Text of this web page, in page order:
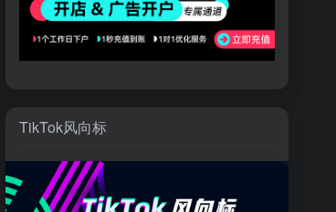
TikTok风向标